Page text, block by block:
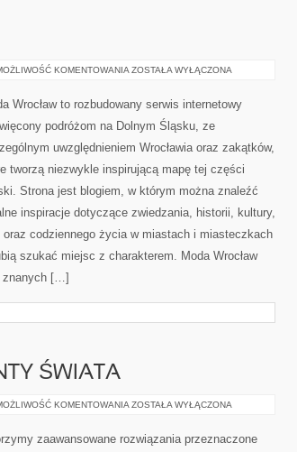
KOMENTOWANIA ŚWIDNICA
ZOSTAŁA WYŁĄCZONA
Wrocław to rozbudowany serwis internetowy
podróżom na Dolnym Śląsku, ze
uwzględnieniem Wrocławia oraz zakątków,
tworzą niezwykle inspirującą mapę tej części
Strona jest blogiem, w którym można znaleźć
inspiracje dotyczące zwiedzania, historii, kultury,
codziennego życia w miastach i miasteczkach
szukać miejsc z charakterem. Moda Wrocław
znanych […]
ŚWIATA
KOMENTOWANIA CIEKAWOSTKI
ŚWIATA
ZOSTAŁA WYŁĄCZONA
zaawansowane rozwiązania przeznaczone